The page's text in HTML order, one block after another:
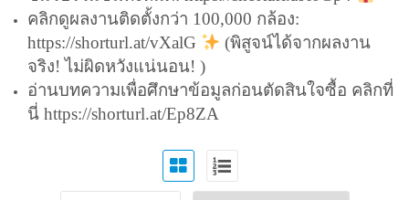
คลิกดูผลงานติดตั้งกว่า 100,000 กล้อง:
https://shorturl.at/vXalG
(พิสูจน์ได้จากผลงาน
จริง! ไม่ผิดหวังแน่นอน! )
อ่านบทความเพื่อศึกษาข้อมูลก่อนตัดสินใจซื้อ คลิกที่
นี่ https://shorturl.at/Ep8ZA